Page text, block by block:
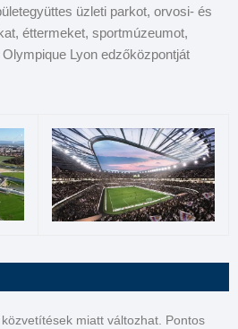
üzleti parkot, orvosi- és
éttermeket, sportmúzeumot,
Lyon edzőközpontját
miatt változhat. Pontos